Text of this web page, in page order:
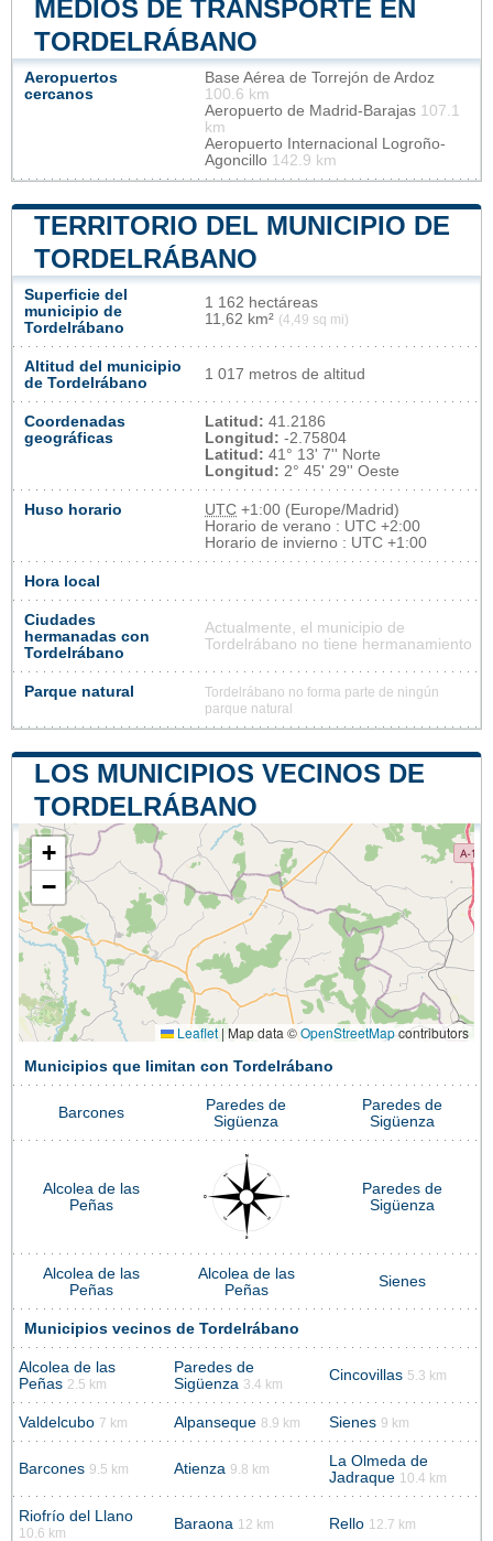
MEDIOS DE TRANSPORTE EN
TORDELRÁBANO
Aeropuertos
cercanos
Base Aérea de Torrejón de Ardoz
100.6 km
Aeropuerto de Madrid-Barajas 107.1
km
Aeropuerto Internacional Logroño-
Agoncillo 142.9 km
TERRITORIO DEL MUNICIPIO DE
TORDELRÁBANO
Superficie del
municipio de
Tordelrábano
1 162 hectáreas
11,62 km² (4,49 sq mi)
Altitud del municipio
de Tordelrábano
1 017 metros de altitud
Coordenadas
geográficas
Latitud: 41.2186
Longitud: -2.75804
Latitud: 41° 13' 7'' Norte
Longitud: 2° 45' 29'' Oeste
Huso horario UTC +1:00 (Europe/Madrid)
Horario de verano : UTC +2:00
Horario de invierno : UTC +1:00
Hora local
Ciudades
hermanadas con
Tordelrábano
Actualmente, el municipio de
Tordelrábano no tiene hermanamiento
Parque natural
Tordelrábano no forma parte de ningún
parque natural
LOS MUNICIPIOS VECINOS DE
TORDELRÁBANO
+
−
Leaflet | Map data ©OpenStreetMapcontributors
Municipios que limitan con Tordelrábano
Barcones
Paredes de
Sigüenza
Paredes de
Sigüenza
Alcolea de las
Peñas
Paredes de
Sigüenza
Alcolea de las
Peñas
Alcolea de las
Peñas
Sienes
Municipios vecinos de Tordelrábano
Alcolea de las
Peñas 2.5 km
Paredes de
Sigüenza 3.4 km
Cincovillas 5.3 km
Valdelcubo 7 km Alpanseque 8.9 km Sienes 9 km
Barcones 9.5 km Atienza 9.8 km
La Olmeda de
Jadraque 10.4 km
Riofrío del Llano
10.6 km
Baraona 12 km Rello 12.7 km